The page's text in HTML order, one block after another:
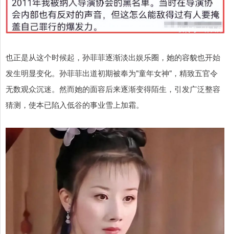
也正是从这个时候起，孙菲菲逐渐淡出娱乐圈，她的容貌也开始
发生明显变化。孙菲菲出道初期被奉为"童年女神"，精致五官令
无数观众沉迷。然而她的面容后来逐渐变得陌生，引发广泛整容
猜测，使本已陷入低谷的事业雪上加霜。